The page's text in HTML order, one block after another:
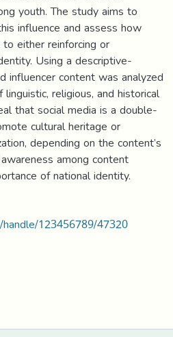
youth. The study aims to
influence and assess how
either reinforcing or
Using a descriptive-
influencer content was analyzed
religious, and historical
that social media is a double-
cultural heritage or
depending on the content’s
among content
of national identity.
123456789/47320